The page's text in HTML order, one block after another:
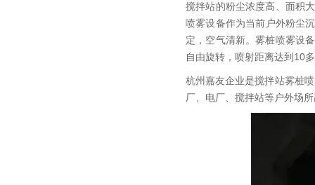
搅拌站的粉尘浓度高、面积
喷雾设备作为当前户外粉尘
定，空气清新。雾桩喷雾设
自由旋转，喷射距离达到10
杭州嘉友企业是搅拌站雾桩
厂、电厂、搅拌站等户外场